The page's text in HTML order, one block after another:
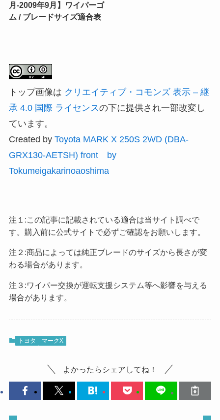
月-2009年9月】ワイパーゴ
ム / ブレードサイズ適合表
トップ画像は クリエイティブ・コモンズ 表示 – 継
承 4.0 国際 ライセンスの下に提供され一部改変し
ています。
Created by Toyota MARK X 250S 2WD (DBA-
GRX130-AETSH) front by
Tokumeigakarinoaoshima
注１:この記事に記載されている適合は当サイト調べで
す。購入前に公式サイトで必ずご確認をお願いします。
注２:商品によっては純正ブレードのサイズから長さが変
わる場合があります。
注３:ワイパー交換が運転支援システム等へ影響を与える
場合があります。
トヨタ マークX
よかったらシェアしてね！